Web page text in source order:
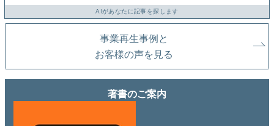
AIがあなたに記事を探します
事業再生事例と
お客様の声を見る
著書のご案内